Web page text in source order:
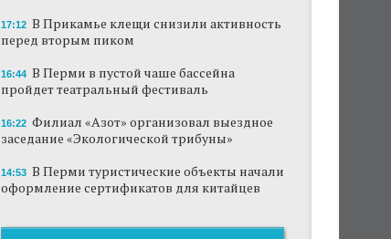
17:12 В Прикамье клещи снизили активность
перед вторым пиком
16:44 В Перми в пустой чаше бассейна
пройдет театральный фестиваль
16:22 Филиал «Азот» организовал выездное
заседание «Экологической трибуны»
14:53 В Перми туристические объекты начали
оформление сертификатов для китайцев